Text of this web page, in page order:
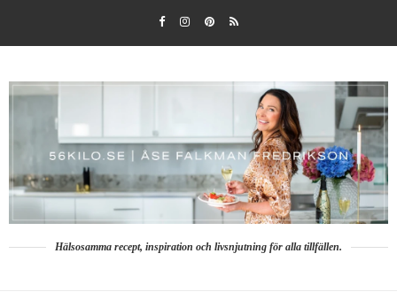
Hälsosamma recept, inspiration och livsnjutning för alla tillfällen.